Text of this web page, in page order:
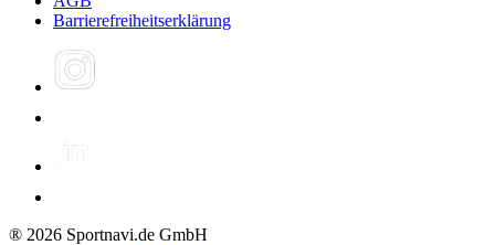
Barrierefreiheitserklärung
® 2026 Sportnavi.de GmbH